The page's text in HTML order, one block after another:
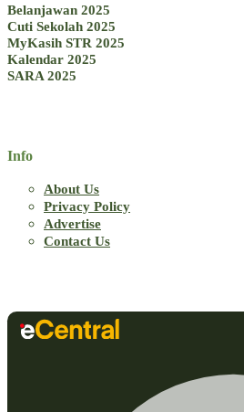
Belanjawan 2025
Cuti Sekolah 2025
MyKasih STR 2025
Kalendar 2025
SARA 2025
Info
About Us
Privacy Policy
Advertise
Contact Us